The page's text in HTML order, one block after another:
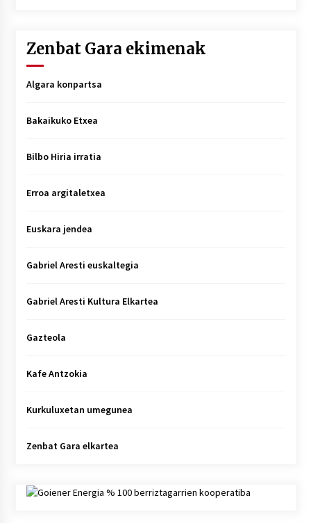
Zenbat Gara ekimenak
Algara konpartsa
Bakaikuko Etxea
Bilbo Hiria irratia
Erroa argitaletxea
Euskara jendea
Gabriel Aresti euskaltegia
Gabriel Aresti Kultura Elkartea
Gazteola
Kafe Antzokia
Kurkuluxetan umegunea
Zenbat Gara elkartea